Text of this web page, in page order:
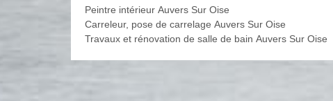
Peintre intérieur Auvers Sur Oise
Carreleur, pose de carrelage Auvers Sur Oise
Travaux et rénovation de salle de bain Auvers Sur Oise